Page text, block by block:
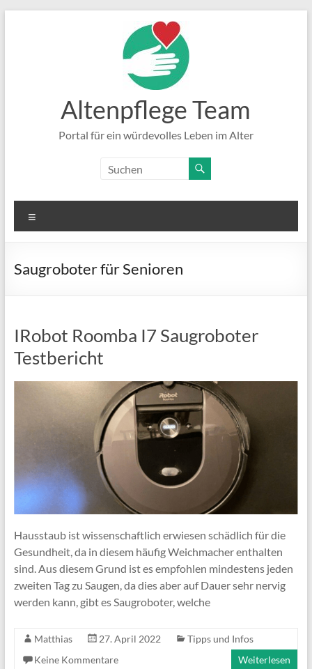
Altenpflege Team
Portal für ein würdevolles Leben im Alter
Saugroboter für Senioren
IRobot Roomba I7 Saugroboter
Testbericht
Hausstaub ist wissenschaftlich erwiesen schädlich für die
Gesundheit, da in diesem häufig Weichmacher enthalten
sind. Aus diesem Grund ist es empfohlen mindestens jeden
zweiten Tag zu Saugen, da dies aber auf Dauer sehr nervig
werden kann, gibt es Saugroboter, welche
Matthias 27. April 2022
Tipps und Infos
Keine Kommentare
Weiterlesen